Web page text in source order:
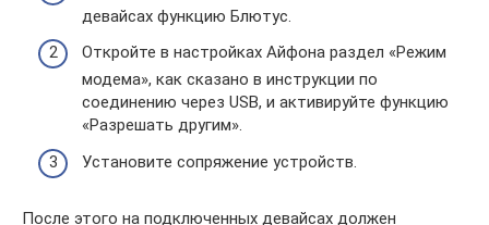
девайсах функцию Блютус.
Откройте в настройках Айфона раздел «Режим
модема», как сказано в инструкции по
соединению через USB, и активируйте функцию
«Разрешать другим».
Установите сопряжение устройств.
После этого на подключенных девайсах должен